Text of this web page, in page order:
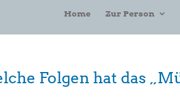
Home Zur Person
Folgen hat das